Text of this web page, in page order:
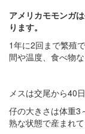
アメリカモモンガ
ります。
1年に2回まで繁殖
間や温度、食べ物
メスは交尾から40
仔の大きさは体重3
熟な状態で産まれて